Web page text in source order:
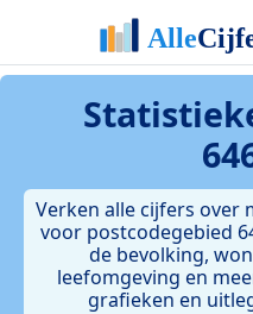
Verken alle cijfers over
voor postcodegebied
de bevolking,
leefomgeving en
grafieken en